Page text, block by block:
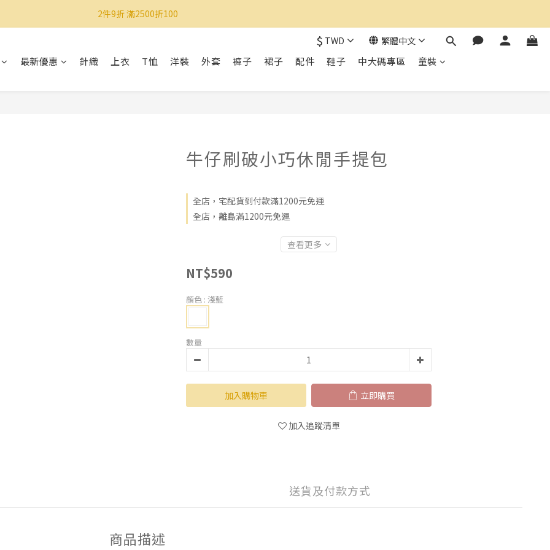
2件9折 滿2500折100
$ TWD 繁體中文
最新優惠 針織 上衣 T恤 洋裝 外套 褲子 裙子 配件 鞋子 中大碼專區 童裝
牛仔刷破小巧休閒手提包
全店，宅配貨到付款滿1200元免運
全店，離島滿1200元免運
查看更多
NT$590
顏色 : 淺藍
數量
加入購物車 立即購買
加入追蹤清單
送貨及付款方式
商品描述